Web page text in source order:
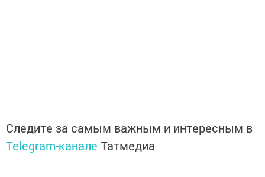
Следите за самым важным и интересным в
Telegram-канале Татмедиа